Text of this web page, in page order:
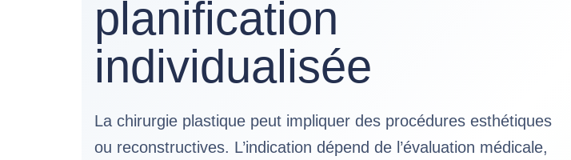
planification
individualisée
La chirurgie plastique peut impliquer des procédures esthétiques
ou reconstructives. L’indication dépend de l’évaluation médicale,